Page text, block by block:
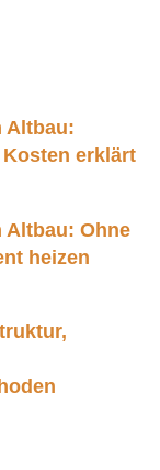
Altbau:
erklärt
Altbau: Ohne
heizen